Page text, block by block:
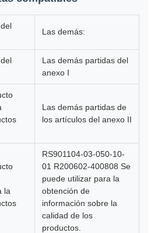
Las demás:
Las demás partidas del
anexo I
Las demás partidas de
los artículos del anexo II
la
RS901104-03-050-10-
01 R200602-400808 Se
puede utilizar para la
obtención de
información sobre la
calidad de los
productos.